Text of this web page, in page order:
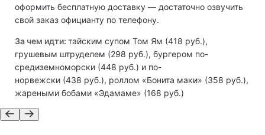
оформить бесплатную доставку — достаточно озвучить
свой заказ официанту по телефону.
За чем идти: тайским супом Том Ям (418 руб.),
грушевым штруделем (298 руб.), бургером по-
средиземноморски (448 руб.) и по-
норвежски (438 руб.), роллом «Бонита маки» (358 руб.),
жареными бобами «Эдамаме» (168 руб.)